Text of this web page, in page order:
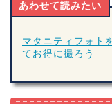
あわせて読みたい
マタニティフォト
てお得に撮ろう